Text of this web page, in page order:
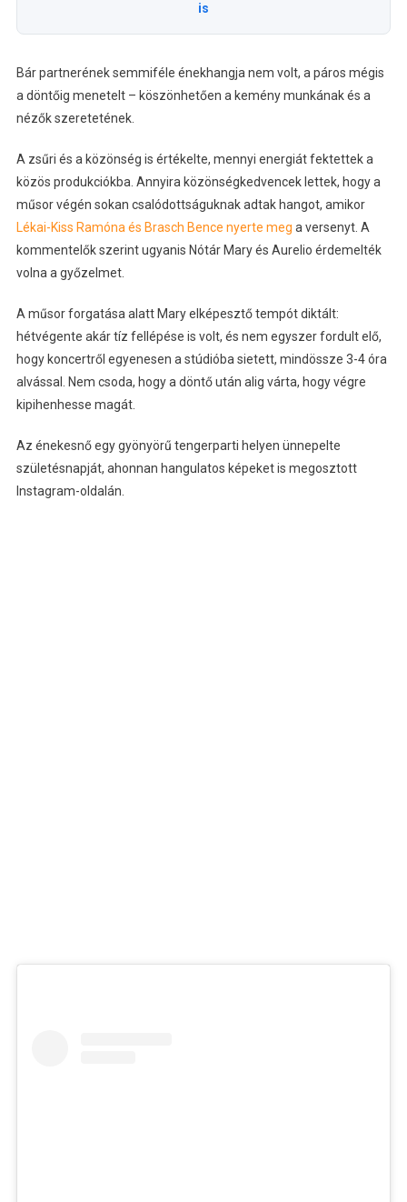
is
Bár partnerének semmiféle énekhangja nem volt, a páros mégis
a döntőig menetelt – köszönhetően a kemény munkának és a
nézők szeretetének.
A zsűri és a közönség is értékelte, mennyi energiát fektettek a
közös produkciókba. Annyira közönségkedvencek lettek, hogy a
műsor végén sokan csalódottságuknak adtak hangot, amikor
Lékai-Kiss Ramóna és Brasch Bence nyerte meg a versenyt. A
kommentelők szerint ugyanis Nótár Mary és Aurelio érdemelték
volna a győzelmet.
A műsor forgatása alatt Mary elképesztő tempót diktált:
hétvégente akár tíz fellépése is volt, és nem egyszer fordult elő,
hogy koncertről egyenesen a stúdióba sietett, mindössze 3-4 óra
alvással. Nem csoda, hogy a döntő után alig várta, hogy végre
kipihenhesse magát.
Az énekesnő egy gyönyörű tengerparti helyen ünnepelte
születésnapját, ahonnan hangulatos képeket is megosztott
Instagram-oldalán.